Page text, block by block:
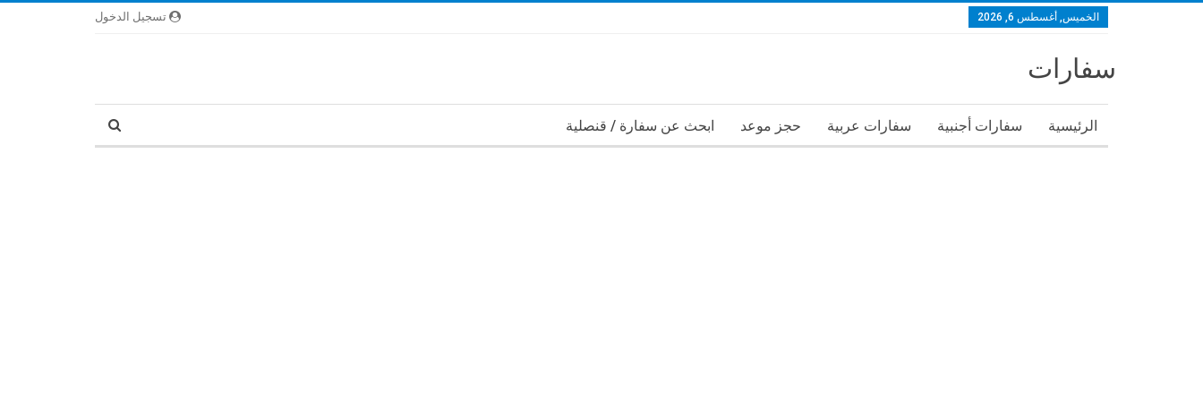
تسجيل الدخول الخميس, أغسطس 6, 2026
سفارات
الرئيسية سفارات أجنبية سفارات عربية حجز موعد ابحث عن سفارة / قنصلية